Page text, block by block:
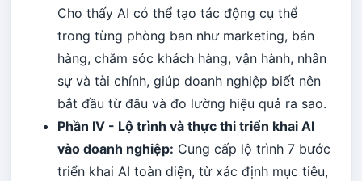
Cho thấy AI có thể tạo tác động cụ thể
trong từng phòng ban như marketing, bán
hàng, chăm sóc khách hàng, vận hành, nhân
sự và tài chính, giúp doanh nghiệp biết nên
bắt đầu từ đâu và đo lường hiệu quả ra sao.
Phần IV - Lộ trình và thực thi triển khai AI
vào doanh nghiệp: Cung cấp lộ trình 7 bước
triển khai AI toàn diện, từ xác định mục tiêu,